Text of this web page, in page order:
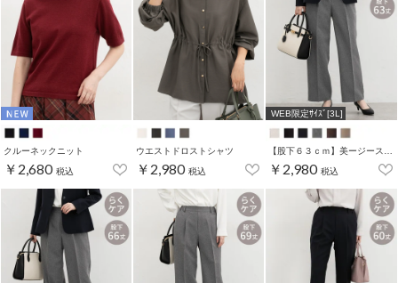
クルーネックニット
￥2,680 税込
ウエストドロストシャツ
￥2,980 税込
WEB限定ｻｲｽﾞ[3L]
￥2,980 税込